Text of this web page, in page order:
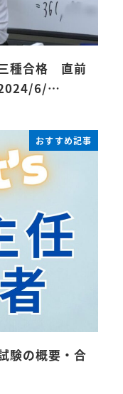
種合格 直前
2024/6/…
おすすめ記事
験の概要・合